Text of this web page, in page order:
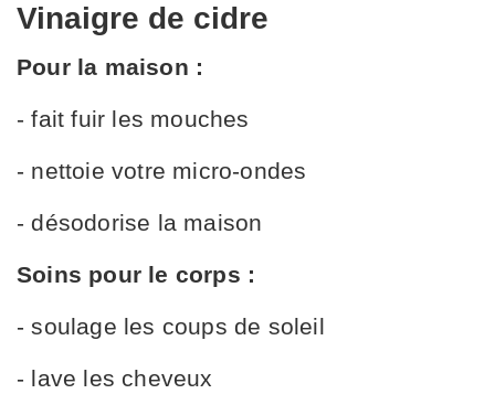
Vinaigre de cidre
Pour la maison :
- fait fuir les mouches
- nettoie votre micro-ondes
- désodorise la maison
Soins pour le corps :
- soulage les coups de soleil
- lave les cheveux